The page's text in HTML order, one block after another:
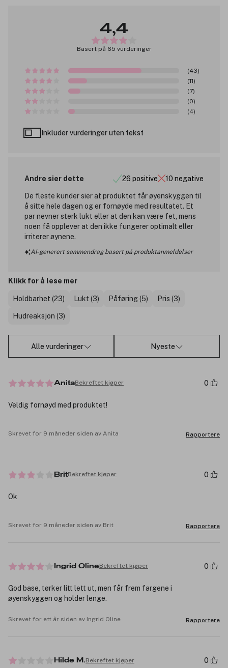
4,4
Basert på 65 vurderinger
(43)
(11)
(7)
(0)
(4)
Inkluder vurderinger uten tekst
Andre sier dette 26 positive 10 negative
De fleste kunder sier at produktet får øyenskyggen til
å sitte hele dagen og er fornøyde med resultatet. Et
par nevner sterk lukt eller at den kan være fet, mens
noen få opplever at den ikke fungerer optimalt eller
irriterer øynene.
AI-generert sammendrag basert på produktanmeldelser
Klikk for å lese mer
Holdbarhet (23) Lukt (3) Påføring (5) Pris (3)
Hudreaksjon (3)
Alle vurderinger Nyeste
AnitaBekreftet kjøper 0
Veldig fornøyd med produktet!
Skrevet for 9 måneder siden av Anita Rapportere
BritBekreftet kjøper 0
Ok
Skrevet for 9 måneder siden av Brit Rapportere
Ingrid OlineBekreftet kjøper 0
God base, tørker litt lett ut, men får frem fargene i
øyenskyggen og holder lenge.
Skrevet for ett år siden av Ingrid Oline Rapportere
Hilde M.Bekreftet kjøper 0